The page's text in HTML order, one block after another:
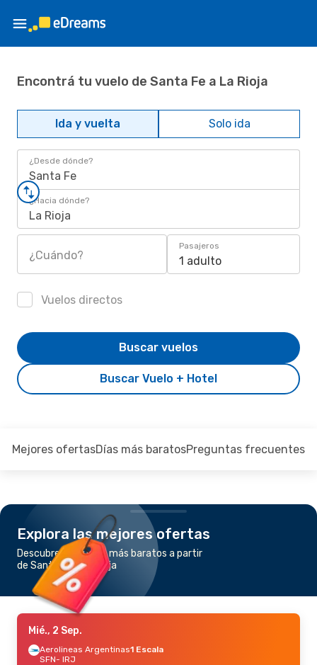
Encontrá tu vuelo de Santa Fe a La Rioja
Ida y vuelta Solo ida
¿Desde dónde?
Santa Fe
¿Hacia dónde?
La Rioja
¿Cuándo?
Pasajeros
1 adulto
Vuelos directos
Buscar Vuelo + Hotel
Buscar vuelos
Mejores ofertasDías más baratosPreguntas frecuentes
Explora las mejores ofertas
Descubre los vuelos más baratos a partir
de Santa Fe a La Rioja
Mié., 2 Sep.
Aerolineas Argentinas1 Escala
SFN- IRJ